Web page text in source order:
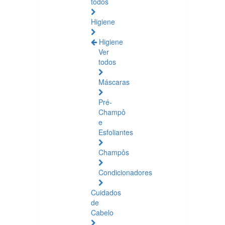
Higiene
Higiene
Ver
todos
Máscaras
Pré-
Champô
e
Esfoliantes
Champôs
Condicionadores
Cuidados
de
Cabelo